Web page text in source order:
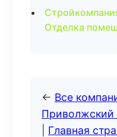
Отделка
← Все
Приволжский
Главная